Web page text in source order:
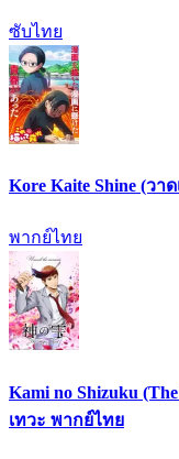
ซับไทย
Kore Kaite Shine (ว
พากย์ไทย
Kami no Shizuku
เทวะ พากย์ไทย